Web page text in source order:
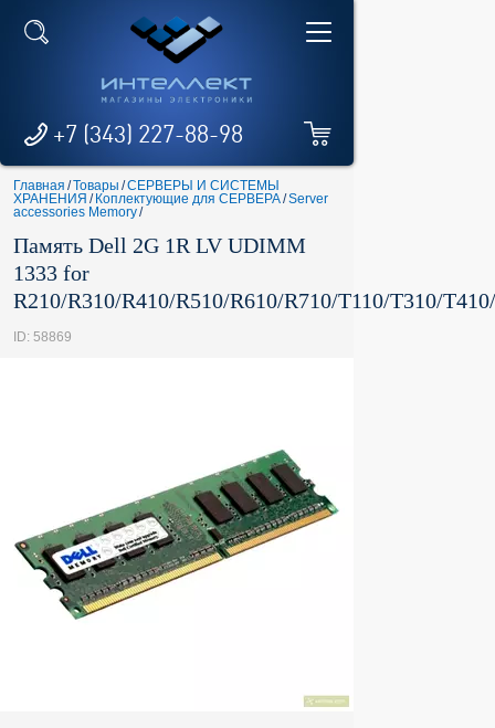
+7 (343) 227-88-98
Главная /Товары /СЕРВЕРЫ И СИСТЕМЫ
ХРАНЕНИЯ / Коплектующие для СЕРВЕРА/Server
accessories Memory/
Память Dell 2G 1R LV UDIMM
1333 for
R210/R310/R410/R510/R610/R710/T110/T310/
ID: 58869